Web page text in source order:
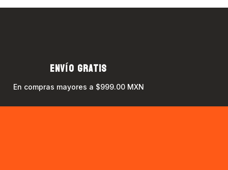
ENVÍO GRATIS
En compras mayores a $999.00 MXN